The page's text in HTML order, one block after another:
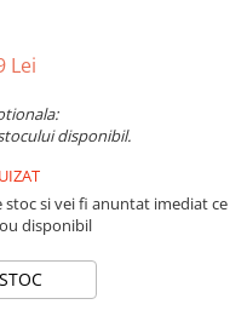
Lei
disponibil.
stoc si vei fi anuntat imediat ce
disponibil